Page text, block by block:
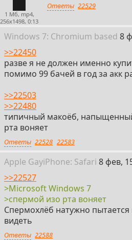
1 Мб, mp4,
256x1498, 0:13
Ответы 22529
Windows 7: Chromium based 74
8
>>22450
разве я не должен именно
помимо 99 бачей в год за акк
>>22503
>>22480
типичный макоёб,
рта воняет
Ответы 22528 22583
Apple GayiPhone: Safari 75
8 фев,
>>22527
>Microsoft Windows 7
>спермой изо рта воняет
Спермохлёб натужно
видеть
Ответы 22588